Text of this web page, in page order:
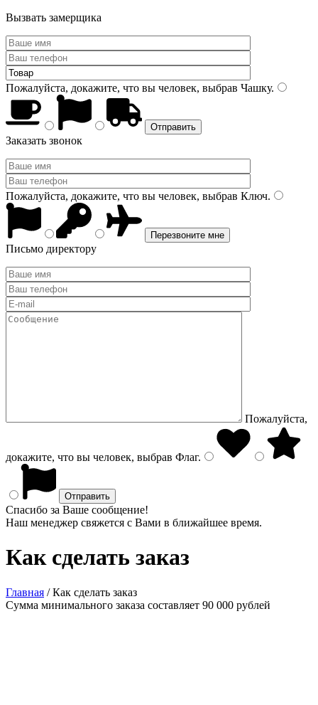
Вызвать замерщика
Пожалуйста, докажите, что вы человек, выбрав Чашку.
Заказать звонок
Пожалуйста, докажите, что вы человек, выбрав Ключ.
Письмо директору
Пожалуйста,
докажите, что вы человек, выбрав Флаг.
Спасибо за Ваше сообщение!
Наш менеджер свяжется с Вами в ближайшее время.
Как сделать заказ
Главная /Как сделать заказ
Сумма минимального заказа составляет 90 000 рублей